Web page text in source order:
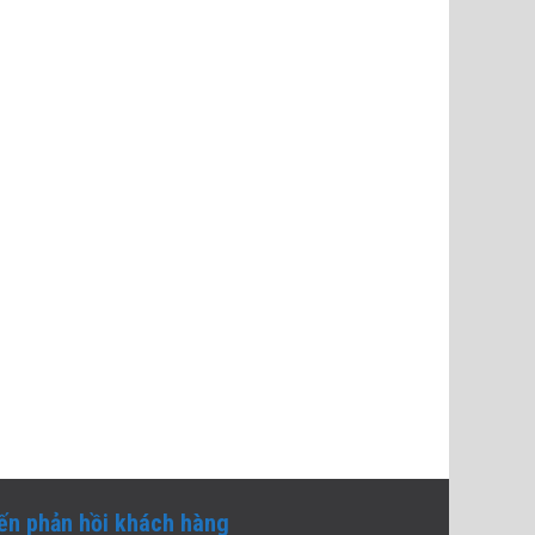
phản hồi khách hàng